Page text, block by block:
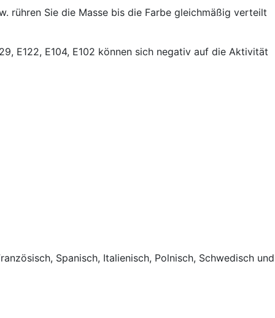
rühren Sie die Masse bis die Farbe gleichmäßig verteilt
E122, E104, E102 können sich negativ auf die Aktivität
Spanisch, Italienisch, Polnisch, Schwedisch und